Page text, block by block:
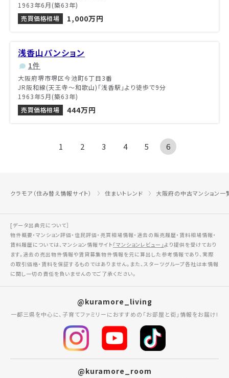
1963年6月(築63年)
売買価格相場
1,000万円
浅香山パンション
1件
大阪府堺市堺区今池町6丁目3番
JR阪和線(天王寺～和歌山)「浅香駅」より徒歩で9分
1963年5月(築63年)
売買価格相場
444万円
1 2 3 4 5 6
クラモア（住み替え情報サイト） 住まいトレンド 大阪府の中古マンション一
[データ出典元について］
物件概要・マンション評価・住民評価・売買相場情報・過去の販売履歴・賃料相場情報・
賃料履歴については、マンション情報サイト「マンションレビュー」より提供を受けており
ます。過去の売出物件情報や賃貸募集物件情報を元に算出した参考情報であり、実際
の取引価格・賃料を保証するものではありません。また、スターツグループ各社は本情報
に関し一切の責任を負いませんのでご了承ください。
@kuramore_living
一都三県を中心に、子育てファミリーにおすすめの「お部屋と街」情報をお届け!
@kuramore_room